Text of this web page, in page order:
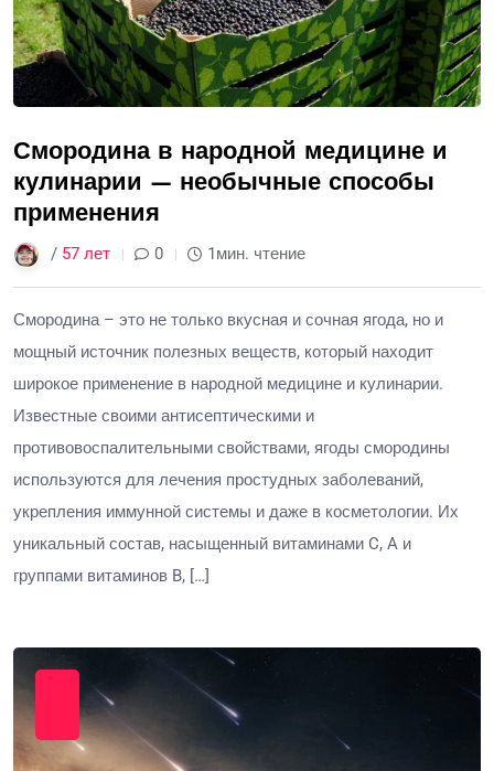
Смородина в народной медицине и
кулинарии — необычные способы
применения
/ 57 лет 0 1мин. чтение
Смородина – это не только вкусная и сочная ягода, но и
мощный источник полезных веществ, который находит
широкое применение в народной медицине и кулинарии.
Известные своими антисептическими и
противовоспалительными свойствами, ягоды смородины
используются для лечения простудных заболеваний,
укрепления иммунной системы и даже в косметологии. Их
уникальный состав, насыщенный витаминами C, A и
группами витаминов B, […]